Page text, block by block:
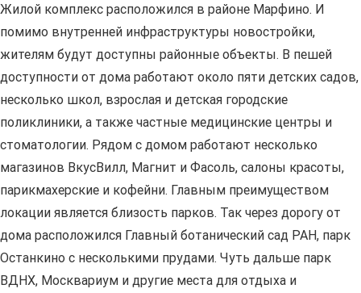
Жилой комплекс расположился в районе Марфино. И
помимо внутренней инфраструктуры новостройки,
жителям будут доступны районные объекты. В пешей
доступности от дома работают около пяти детских садов,
несколько школ, взрослая и детская городские
поликлиники, а также частные медицинские центры и
стоматологии. Рядом с домом работают несколько
магазинов ВкусВилл, Магнит и Фасоль, салоны красоты,
парикмахерские и кофейни. Главным преимуществом
локации является близость парков. Так через дорогу от
дома расположился Главный ботанический сад РАН, парк
Останкино с несколькими прудами. Чуть дальше парк
ВДНХ, Москвариум и другие места для отдыха и